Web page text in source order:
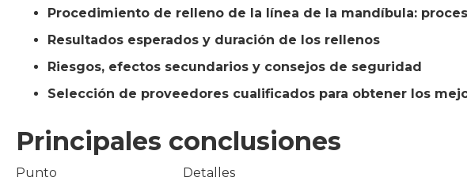
Procedimiento de relleno de la línea de la mandíbula:
Resultados esperados y duración de los rellenos
Riesgos, efectos secundarios y consejos de seguridad
Selección de proveedores cualificados para obtener los
Principales conclusiones
Punto
Detalles